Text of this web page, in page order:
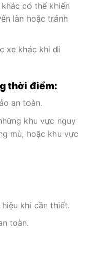
có thể khiến
làn hoặc tránh
xe khác khi di
thời điểm:
an toàn.
khu vực nguy
mù, hoặc khu vực
khi cần thiết.
toàn.